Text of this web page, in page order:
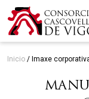
Inicio / Imaxe